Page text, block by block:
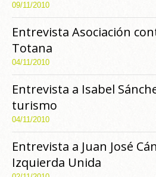
09/11/2010
Entrevista Asociación
Totana
04/11/2010
Entrevista a Isabel
turismo
04/11/2010
Entrevista a Juan José
Izquierda Unida